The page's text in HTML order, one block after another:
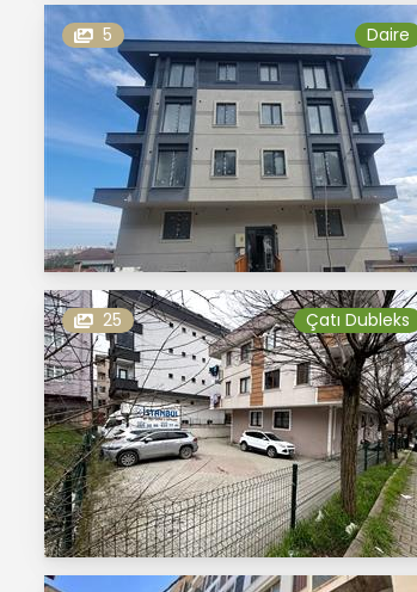
5 Daire
25 Çatı Dubleks